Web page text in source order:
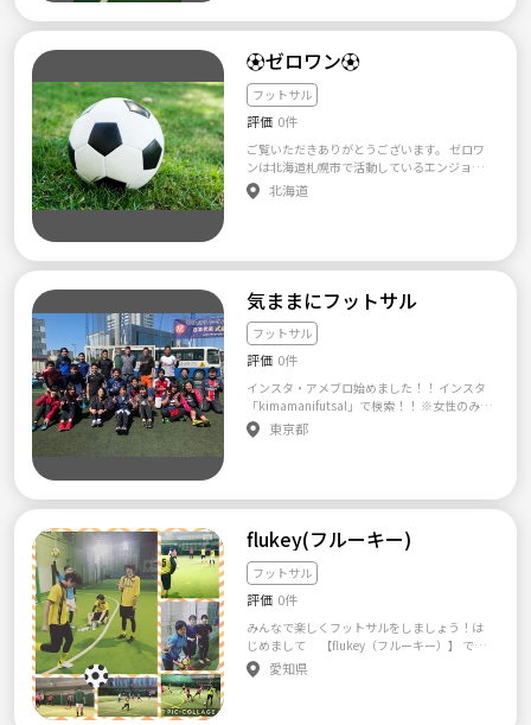
毎週気軽にフットサルできないようなぁ…」
い、TSG設立に至りました。 「誰でも・気軽
を通じた健康増進や、社外の人ととのゆるい
つながりを 作る場になればと思っています。
スポット参加、不定期参加もOK！ 気になった
ら些細なことでも、ぜひご連絡を✨ 【主催者
はこんな人】 7歳からサッカーをスタート。
「走るのが嫌いだから」という理由で、10歳
からキーパーに転向。 中学校も同じくサッカ
うことで誘われ、サッカー部に入ることに。
大学生ではゆるくやりたいということで、フ
ットサルサークル2つに入会。 うち片方のサー
クルで代表を勤めることに。 入学当時全学年
合わせて30名程度だったサークルを2年間で
全学年70名規模のサークルへと成長させる。
公式戦ではキーパーを担当。 基本的にキーパ
ーしかやっておらず、フィールダー経験がほぼ
なし。 ※そのため基本的に左足はおもちゃ同
然。 ・・・ 大学卒業後は新卒で教育系企業に
職。 教育系IT企業ではB2B向けのソリューショ
からの夢であった 英語学習支援事業開発に携
わるべく、英語資格検定の財団へ入団。 現在
はeラーニングサービスの開発・プロモーショ
ン・運用を担当しながら、 新規事業の立案
（企画・市場調査・損益シミュレーション）
を担当している。 ・・・ また中学生の頃に興
味・関心のあった「美容」の領域でも活動し
たいとの想いで、 個人向けにスキンケアアド
バイザーとして、 カウンセリング及び悩み解
験会を開いたり、飲み会で盛り上がったりし
ています。 スポーツで初心者も女性も楽しめ
る環境を作っていきたいと思います。
ル詳細】 ［サークル内容］ ☆初心者限定フッ
トサルサークル☆ 初心者限定で、月に2度ほど
フットサルを開催しております。 年上ばかり
だと、気を使ってしまう… 地方出身だけど、
友達が欲しい！など、 どんな悩みでも解消で
きるような交流会を開催しています！ ［費
000円です。 その日の参加人数によって変動し
ます。ご了承ください。（最低参加人数10
人〜） ［場所］ 江東区立 竪川河川敷公園 フッ
ず、会社でも上司に気を使ってしまい、中々楽
人達にとって安心できるようなコミュニティ
を作るように心掛けています！ 目指すのは、
大学のサークルのような明るさと元気さ、地
元の友達といるような安心感のあるコミュニ
ティーです！ 気軽にスポーツのできる会を目
指しています！ 現在募集しているのは、フッ
トサル経験者の方です！ 参加をお待ちしてい
ます！ 【あとがき】 初心者の方のみで、設立
メンバーを募集しています！1人のみの参加で
さい！！！ ☆マスク持参・着用必須 ☆検温必
須 37.5度以上の方は参加をご遠慮下さい。
☆体調の優れない方は事前にご相談くださ
い。 気になる・参加してみたい方は一度メッ
セージでご連絡下さい！！詳細お伝えいたし
ます！
った方はメッセージ送ってください(^-^)♪ ～
チーム紹介～ ☆活動場所 →フットサルアリー
ナ神宮前 名鉄神宮前駅に隣接しているパレマ
ルシェの6階にあります。 室内の人工芝のコー
トですので雨風の心配なくプレーが出来ます。
☆活動日時・時間帯 →土曜日(第2、4週)19時
数・年齢層 →男性11名、女性10名 男女共に年
齢層は25歳～30代前半になります！ ☆活動内
容 →女性メンバー未経験からのスタートと言
らいでグループを作りパス練習(対面、鳥か
使ったドリブル練習、シュート練習(ピヴォ当
て、3対2でミニゲーム)の様な内容を時間で区
切って行ってます。 難しく感じますが気の利
いた男子メンバーがアドバイス等のフォロー
をしてるので、女性メンバーみんな楽しく練
習してます(^-^) 後半の1時間は試合形式のミ
ニゲームを行ってます。 ～募集条件～ ☆男性v
er. ・28歳～30代前半の経験者(ブランクありO
K) ※活動内容を充分に理解し、他の参加者に
できるか分からない人はNG) ・チームの決ま
り事・ルールに同意出来き、実行出来る人!!(出
欠連絡を期限内にしっかりする等…) ・楽しむ
気持ちを持って参加出来る人!! ・人任せにせず
に一緒にチーム作りを協力出来る人!! ☆女性ve
r. ・25歳～30代前半 ・経験者でパス、ドリブ
ルなどの練習がしたい人!! ・土曜日の夜時間空
いてる方!!(仕事次第で参加できるか分からな
い人はNG) ・チームの決まり事・ルールに同
意出来き、実行出来る人!!(出欠連絡を期限内に
しっかりする等…) ・楽しむ気持ちを持って参
⚽️ゼロワン⚽️
フットサル
評価 0件
ご覧いただきありがとうございます。 ゼロワ
ンは北海道札幌市で活動しているエンジョイ
フットサルチームです✋🏻 活動場所は主に北
区、西区、手稲区の学校開放を月曜～金曜の1
活躍しています😁 主に紅白戦ですが、他エン
ジョイチームと練習試合もしています。 不定
期にミックスでの活動や、年1回くらい外サッ
カーもしています。 男性経験者さん、男性初
心者さんなど幅広く募集しております👌🏻 現在
は20代も数人在籍してますが、30～40代が多
く、比較的年齢層が高いため、同年代の方、
または男性経験者さんでもエンジョイを理解
してプレーしてくれる方でしたら大歓迎です。
20歳以上の社会人で「挨拶」と「パス」がで
験者も何人かいますが、初心者や、社会人に
ですが、スポーツ未経験で始めて、フットサ
ル歴は4年ほどになりました🙋🏻‍♂️ 勝ち負けにこ
だわるより、ケガしない、させないをモット
ーに、楽しかったかどうかにこだわったチー
ムです🤗 シュートを外しても、ミスをしても
文句を言うメンバーは誰もいません。 興味の
ある方は一度見学、体験に来てください。 運
動不足や、日頃のストレスなどを、ボールを
蹴って一緒に発散しませんか❓ 1人で参加し
北海道
気ままにフットサル
フットサル
評価 0件
インスタ・アメブロ始めました！！ インスタ
「kimamanifutsal」で検索！！ ※女性のみ募
集中！ 参加・見学希望の方は、 ① お名前 ②
ご年齢(男性25歳以上、女性20歳以上) ③ ご職
見学希望日 以上をご記載の上、ご連絡をお願
い致します！ ※ガチサークルではないので、
本気でやりたい方はご遠慮ください。 ※特に
男性は、女性に気の使える大人の男性限定
で！ 初めまして！！ みんなで楽しみたいとい
う思いから、フットサルサークルを作りまし
た⚽️⚽️⚽️ 都内のコートを借りてみんなで楽し
くボールを蹴っっていて、たま～に大会にも
出場してみたり🎶 無論、飲みにも行っていま
す🍻 フットサル好きが集まった、飲みサーク
東京都
flukey(フルーキー)
フットサル
評価 0件
みんなで楽しくフットサルをしましょう！は
じめまして 【flukey（フルーキー）】 で
す！ 私たちのチームページをご覧いただきあ
りがとうございます！ 私たちは試合や大会で
愛知県